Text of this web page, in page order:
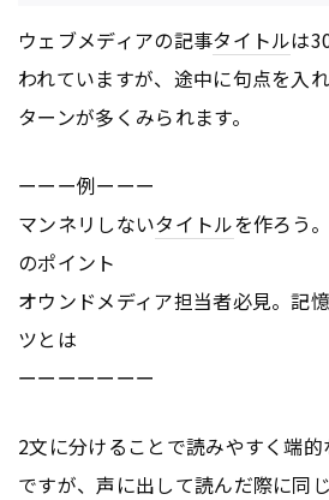
ウェブメディアの記事タイトルは
われていますが、途中に句点を入
ターンが多くみられます。
ーーー例ーーー
マンネリしないタイトルを作ろう
のポイント
オウンドメディア担当者必見。記
ツとは
ーーーーーーー
2文に分けることで読みやすく端
ですが、声に出して読んだ際に同